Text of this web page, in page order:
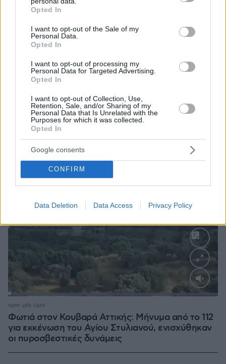
grant or deny consent to Google and its third-party tags to
use your data for below specified purposes in below Google
consent section.
Opted In
I want to opt-out of the Sale of my
Personal Data.
Opted In
I want to opt-out of processing my
Personal Data for Targeted Advertising.
Opted In
I want to opt-out of Collection, Use,
Retention, Sale, and/or Sharing of my
Personal Data that Is Unrelated with the
Purposes for which it was collected.
Opted In
Google consents
CONFIRM
Data Deletion Data Access Privacy Policy
Η 29χρονη με το χιτζάμπ που έκανε τη Zendaya να
μείνει με το στόμα ανοιχτό στο κόκκινο χαλί
10.08.2026, 07:31
Loaded
Φωτιά στον Κουβαρά Αττικής: Μήνυμα από το 112
για εκκένωση του Αγίου Στυλιανού, ενισχύθηκαν
οι πυροσβεστικές δυνάμεις
πριν μία ώρα